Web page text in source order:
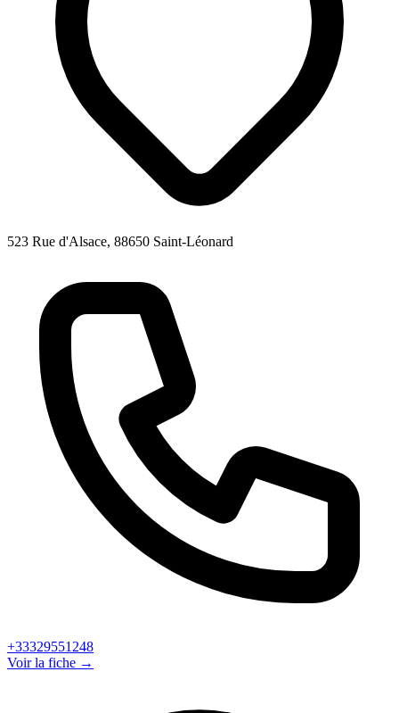
523 Rue d'Alsace, 88650 Saint-Léonard
+33329551248
Voir la fiche →